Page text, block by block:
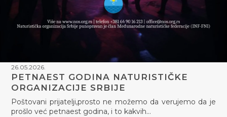
26.05.2026.
PETNAEST GODINA NATURISTIČKE
ORGANIZACIJE SRBIJE
Poštovani prijatelji,prosto ne možemo da verujemo da je
prošlo već petnaest godina, i to kakvih…